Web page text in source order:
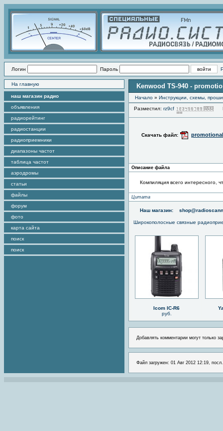
Логин Пароль
На главную
наш магазин радио
объявления
радиорейтинг
радиостанции
радиоприемники
диапазоны частот
таблица частот
аэродромы
статьи
файлы
форум
фото
карта сайта
поиск
поиск
Kenwood TS-940 -
Начало » Инструкции, схемы,
Разместил: rz9cf
Скачать файл:
Описание файла
Компиляция всего интересного,
Цитата
Наш магазин:
Широкополосные связные
Icom IC-R6
руб.
Добавлять комментарии могут только
Файл загружен: 01 Авг 2012 12:19,